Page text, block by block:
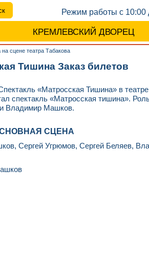
Режим работы с
КРЕМЛЕВСКИЙ ДВОРЕЦ
сцене театра Табакова
Тишина Заказ билетов
«Матросская Тишина» в
спектакль «Матросская тишина».
Владимир Машков.
СЦЕНА
Сергей Угрюмов, Сергей Беляев,